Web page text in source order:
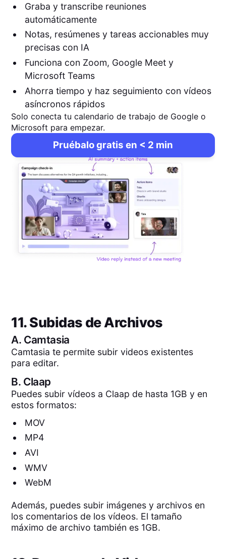
Graba y transcribe reuniones
automáticamente
Notas, resúmenes y tareas accionables muy
precisas con IA
Funciona con Zoom, Google Meet y
Microsoft Teams
Ahorra tiempo y haz seguimiento con vídeos
asíncronos rápidos
Solo conecta tu calendario de trabajo de Google o
Microsoft para empezar.
Pruébalo gratis en < 2 min
11. Subidas de Archivos
A. Camtasia
Camtasia te permite subir videos existentes
para editar.
B. Claap
Puedes subir vídeos a Claap de hasta 1GB y en
estos formatos:
MOV
MP4
AVI
WMV
WebM
Además, puedes subir imágenes y archivos en
los comentarios de los vídeos. El tamaño
máximo de archivo también es 1GB.